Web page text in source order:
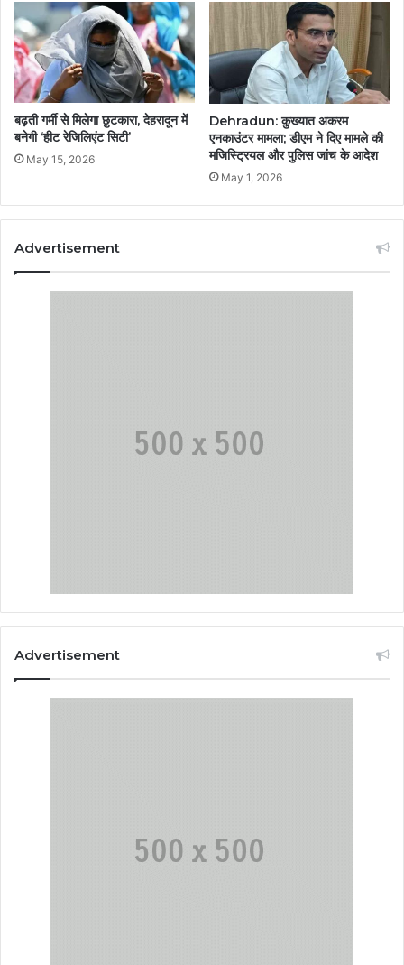
बढ़ती गर्मी से मिलेगा छुटकारा, देहरादून में
बनेगी ‘हीट रेजिलिएंट सिटी’
May 15, 2026
Dehradun: कुख्यात अकरम
एनकाउंटर मामला; डीएम ने दिए मामले की
मजिस्ट्रियल और पुलिस जांच के आदेश
May 1, 2026
Advertisement
Advertisement